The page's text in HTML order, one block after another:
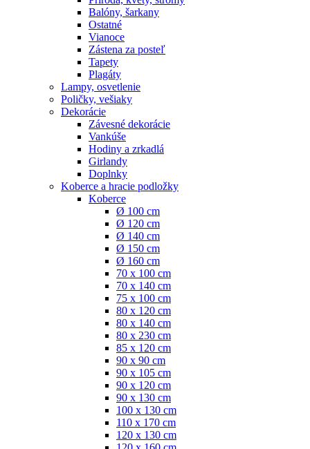
Balóny, šarkany
Ostatné
Vianoce
Zástena za posteľ
Tapety
Plagáty
Lampy, osvetlenie
Poličky, vešiaky
Dekorácie
Závesné dekorácie
Vankúše
Hodiny a zrkadlá
Girlandy
Doplnky
Koberce a hracie podložky
Koberce
Ø 100 cm
Ø 120 cm
Ø 140 cm
Ø 150 cm
Ø 160 cm
70 x 100 cm
70 x 140 cm
75 x 100 cm
80 x 120 cm
80 x 140 cm
80 x 230 cm
85 x 120 cm
90 x 90 cm
90 x 105 cm
90 x 120 cm
90 x 130 cm
100 x 130 cm
110 x 170 cm
120 x 130 cm